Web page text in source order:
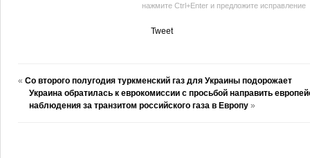
нажмите Ctrl+Enter и предложите исправление
Tweet
« Со второго полугодия туркменский газ для Украины подорожает
Украина обратилась к еврокомиссии с просьбой направить
наблюдения за транзитом российского газа в Европу »